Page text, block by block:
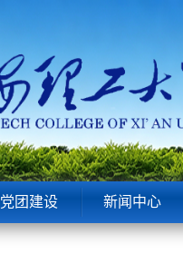
党团建设 新闻中心